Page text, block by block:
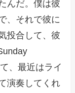
んだ。僕は彼
、それで彼に
投合して、彼
、最近はライ
演奏してくれ